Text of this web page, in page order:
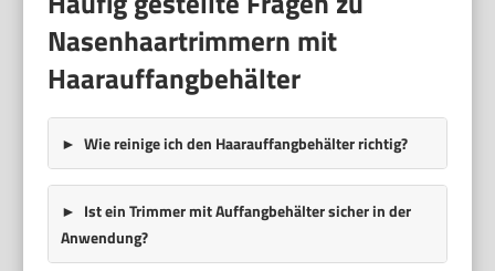
Nasenhaartrimmern mit
Haarauffangbehälter
Wie reinige ich den Haarauffangbehälter richtig?
Ist ein Trimmer mit Auffangbehälter sicher in der
Anwendung?